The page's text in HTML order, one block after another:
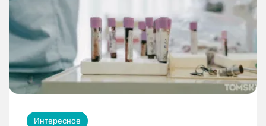
Интересное